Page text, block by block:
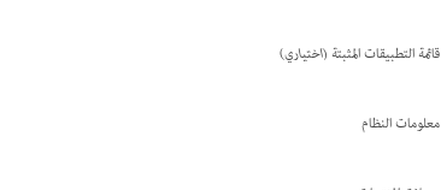
قائمة التطبيقات المثبتة(اختياري)
معلومات النظام